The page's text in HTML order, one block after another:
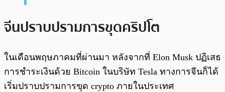
จีนปราบปรามการขุดคริปโต
​​ในเดือนพฤษภาคมที่ผ่านมา หลังจากที่ Elon Musk ปฏิเสธ
การชำระเงินด้วย Bitcoin ในบริษัท Tesla ทางการจีนก็ได้
เริ่มปราบปรามการขุด crypto ภายในประเทศ